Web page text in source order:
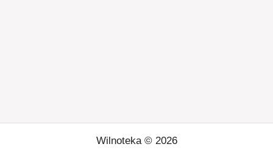
Wilnoteka © 2026